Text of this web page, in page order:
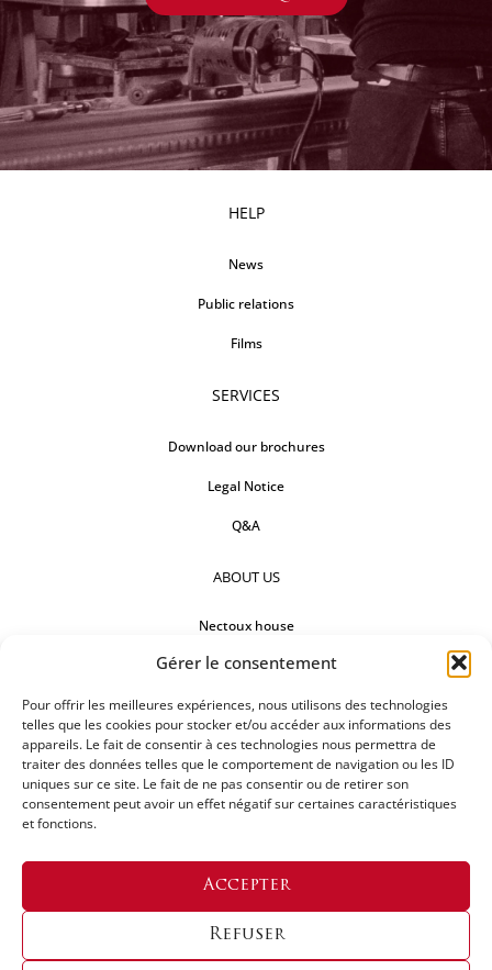
Gérer le consentement
Pour offrir les meilleures expériences, nous utilisons des technologies
telles que les cookies pour stocker et/ou accéder aux informations des
appareils. Le fait de consentir à ces technologies nous permettra de
traiter des données telles que le comportement de navigation ou les ID
uniques sur ce site. Le fait de ne pas consentir ou de retirer son
consentement peut avoir un effet négatif sur certaines caractéristiques
et fonctions.
Accepter
Refuser
HELP
News
Public relations
Films
SERVICES
Download our brochures
Legal Notice
Q&A
ABOUT US
Nectoux house
Countertops
Our references
FOLLOW US
REQUEST FOR A QUOTATION